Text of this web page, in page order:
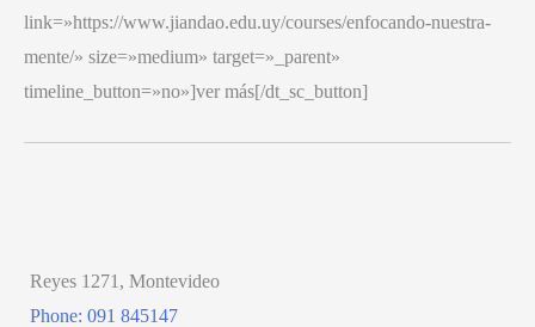
link=»https://www.jiandao.edu.uy/courses/enfocando-nuestra-
mente/» size=»medium» target=»_parent»
timeline_button=»no»]ver más[/dt_sc_button]
Reyes 1271, Montevideo
Phone: 091 845147